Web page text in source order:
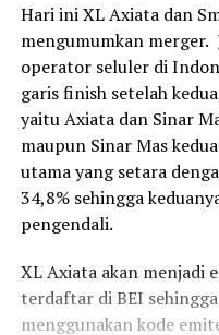
Hari ini XL Axiata dan
mengumumkan merger.
operator seluler di
garis finish setelah
yaitu Axiata dan Sinar
maupun Sinar Mas
utama yang setara
34,8% sehingga
pengendali.
XL Axiata akan menjadi
terdaftar di BEI
menggunakan kode